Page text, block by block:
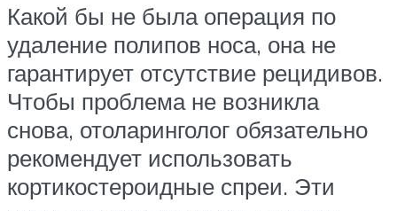
Какой бы не была операция по
удаление полипов носа, она не
гарантирует отсутствие рецидивов.
Чтобы проблема не возникла
снова, отоларинголог обязательно
рекомендует использовать
кортикостероидные спреи. Эти